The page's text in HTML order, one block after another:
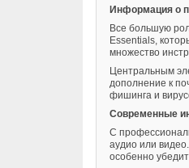
Информация о
Все большую
Essentials,
множество
Центральным
дополнение к
фишинга и
Современные
С
аудио или
особенно